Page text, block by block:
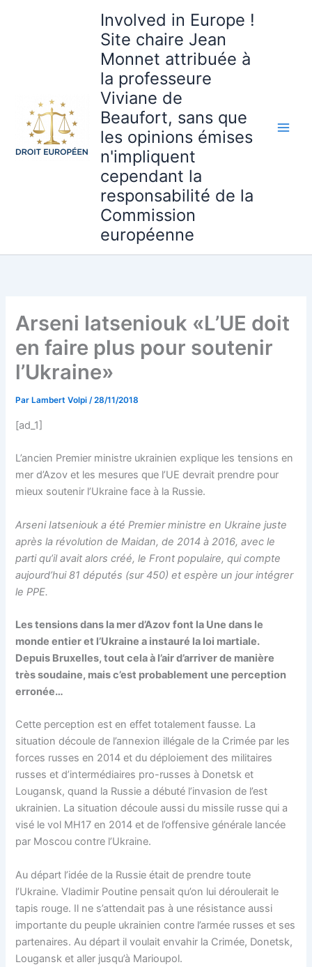
Involved in Europe !
Site chaire Jean
Monnet attribuée à
la professeure
Viviane de
Beaufort, sans que
les opinions émises
n'impliquent
cependant la
responsabilité de la
Commission
européenne
Arseni Iatseniouk «L’UE doit
en faire plus pour soutenir
l’Ukraine»
Par Lambert Volpi/28/11/2018
[ad_1]
L’ancien Premier ministre ukrainien explique les tensions en
mer d’Azov et les mesures que l’UE devrait prendre pour
mieux soutenir l’Ukraine face à la Russie.
Arseni Iatseniouk a été Premier ministre en Ukraine juste
après la révolution de Maidan, de 2014 à 2016, avec le
parti qu’il avait alors créé, le Front populaire, qui compte
aujourd’hui 81 députés (sur 450) et espère un jour intégrer
le PPE.
Les tensions dans la mer d’Azov font la Une dans le
monde entier et l’Ukraine a instauré la loi martiale.
Depuis Bruxelles, tout cela à l’air d’arriver de manière
très soudaine, mais c’est probablement une perception
erronée…
Cette perception est en effet totalement fausse. La
situation découle de l’annexion illégale de la Crimée par les
forces russes en 2014 et du déploiement des militaires
russes et d’intermédiaires pro-russes à Donetsk et
Lougansk, quand la Russie a débuté l’invasion de l’est
ukrainien. La situation découle aussi du missile russe qui a
visé le vol MH17 en 2014 et de l’offensive générale lancée
par Moscou contre l’Ukraine.
Au départ l’idée de la Russie était de prendre toute
l’Ukraine. Vladimir Poutine pensait qu’on lui déroulerait le
tapis rouge. Il ne s’attendait pas à une résistance aussi
importante du peuple ukrainien contre l’armée russes et ses
partenaires. Au départ il voulait envahir la Crimée, Donetsk,
Lougansk et aller jusqu’à Marioupol.